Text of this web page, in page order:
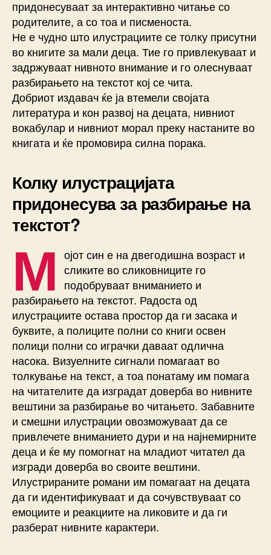
придонесуваат за интерактивно читање со
родителите, а со тоа и писменоста.
Не е чудно што илустрациите се толку присутни
во книгите за мали деца. Тие го привлекуваат и
задржуваат нивното внимание и го олеснуваат
разбирањето на текстот кој се чита.
Добриот издавач ќе ја втемели својата
литература и кон развој на децата, нивниот
вокабулар и нивниот морал преку настаните во
книгата и ќе промовира силна порака.
Колку илустрацијата
придонесува за разбирање на
текстот?
М ојот син е на двегодишна возраст и
сликите во сликовниците го
подобруваат вниманието и
разбирањето на текстот. Радоста од
илустрациите остава простор да ги засака и
буквите, а полиците полни со книги освен
полици полни со играчки даваат одлична
насока. Визуелните сигнали помагаат во
толкување на текст, а тоа понатаму им помага
на читателите да изградат доверба во нивните
вештини за разбирање во читањето. Забавните
и смешни илустрации овозможуваат да се
привлечете вниманието дури и на најнемирните
деца и ќе му помогнат на младиот читател да
изгради доверба во своите вештини.
Илустрираните романи им помагаат на децата
да ги идентификуваат и да сочувствуваат со
емоциите и реакциите на ликовите и да ги
разберат нивните карактери.